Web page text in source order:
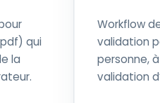
qui
la
Workflow
validation
personne,
validation